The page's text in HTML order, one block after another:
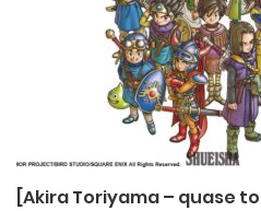
[Akira Toriyama – quase